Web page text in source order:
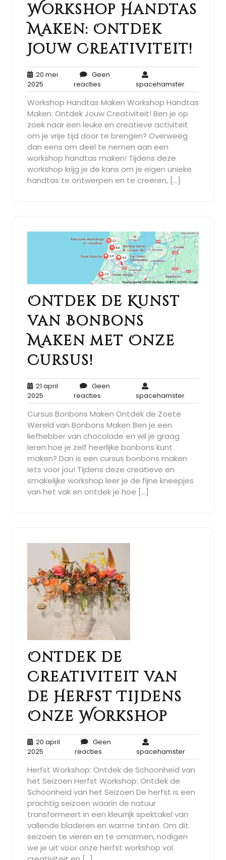
Workshop Handtas
Maken: Ontdek
Jouw Creativiteit!
20 mei
2025
mei
2025
Geen
reactiesGeen
reacties
spacehamster
Workshop Handtas Maken Workshop Handtas
Maken: Ontdek Jouw Creativiteit! Ben je op
zoek naar een leuke en creatieve activiteit
om je vrije tijd door te brengen? Overweeg
dan eens om deel te nemen aan een
workshop handtas maken! Tijdens deze
workshop krijg je de kans om je eigen unieke
handtas te ontwerpen en te creëren, […]
Ontdek de Kunst
van Bonbons
Maken met Onze
Cursus!
21 april
2025
april
2025
Geen
reactiesGeen
reacties
spacehamster
Cursus Bonbons Maken Ontdek de Zoete
Wereld van Bonbons Maken Ben je een
liefhebber van chocolade en wil je graag
leren hoe je zelf heerlijke bonbons kunt
maken? Dan is een cursus bonbons maken
iets voor jou! Tijdens deze creatieve en
smakelijke workshop leer je de fijne kneepjes
van het vak en ontdek je hoe […]
Ontdek de
Creativiteit van
de Herfst Tijdens
Onze Workshop
20 april
2025
april
2025
Geen
reacties
reacties
spacehamster
Herfst Workshop: Ontdek de Schoonheid van
het Seizoen Herfst Workshop: Ontdek de
Schoonheid van het Seizoen De herfst is een
prachtig seizoen waarin de natuur
transformeert in een kleurrijk spektakel van
vallende bladeren en warme tinten. Om dit
seizoen te vieren en te omarmen, nodigen
we je uit voor onze herfst workshop vol